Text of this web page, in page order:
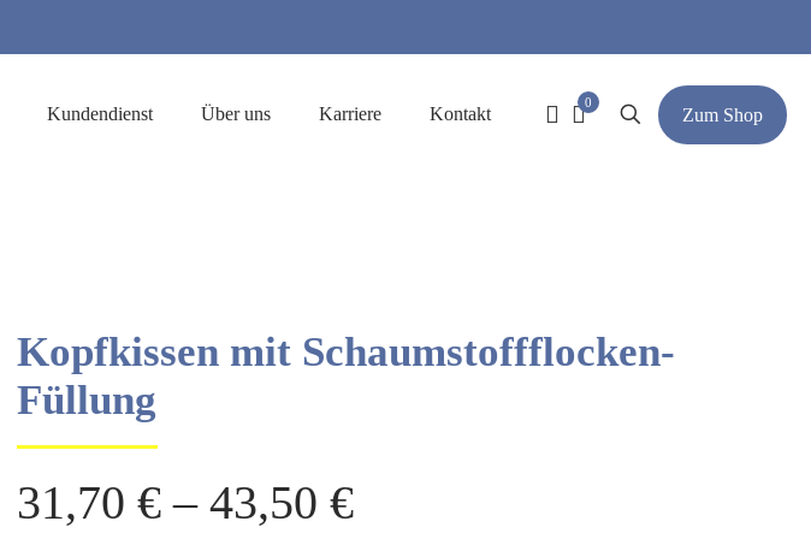
Kundendienst Über uns Karriere Kontakt
0
Zum Shop
Kopfkissen mit Schaumstoffflocken-
Füllung
31,70 € – 43,50 €